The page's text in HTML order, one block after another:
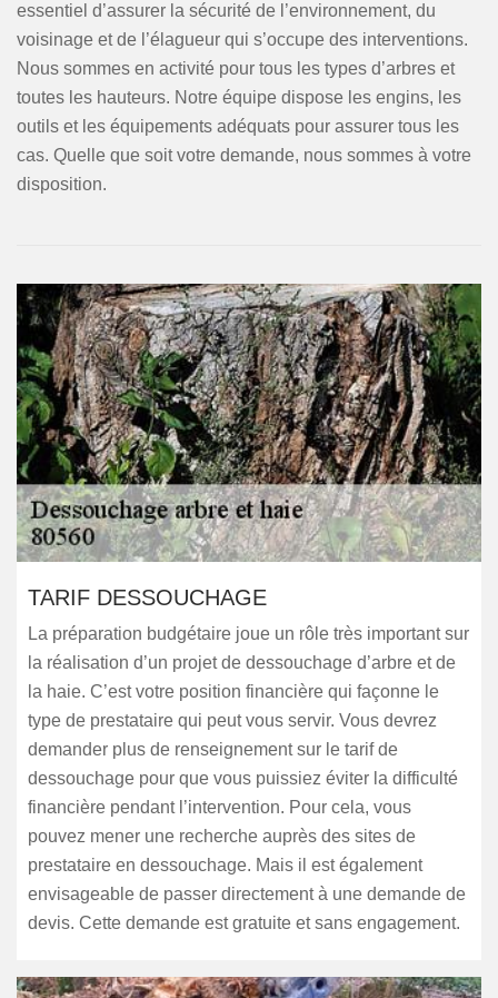
essentiel d’assurer la sécurité de l’environnement, du
voisinage et de l’élagueur qui s’occupe des interventions.
Nous sommes en activité pour tous les types d’arbres et
toutes les hauteurs. Notre équipe dispose les engins, les
outils et les équipements adéquats pour assurer tous les
cas. Quelle que soit votre demande, nous sommes à votre
disposition.
TARIF DESSOUCHAGE
La préparation budgétaire joue un rôle très important sur
la réalisation d’un projet de dessouchage d’arbre et de
la haie. C’est votre position financière qui façonne le
type de prestataire qui peut vous servir. Vous devrez
demander plus de renseignement sur le tarif de
dessouchage pour que vous puissiez éviter la difficulté
financière pendant l’intervention. Pour cela, vous
pouvez mener une recherche auprès des sites de
prestataire en dessouchage. Mais il est également
envisageable de passer directement à une demande de
devis. Cette demande est gratuite et sans engagement.